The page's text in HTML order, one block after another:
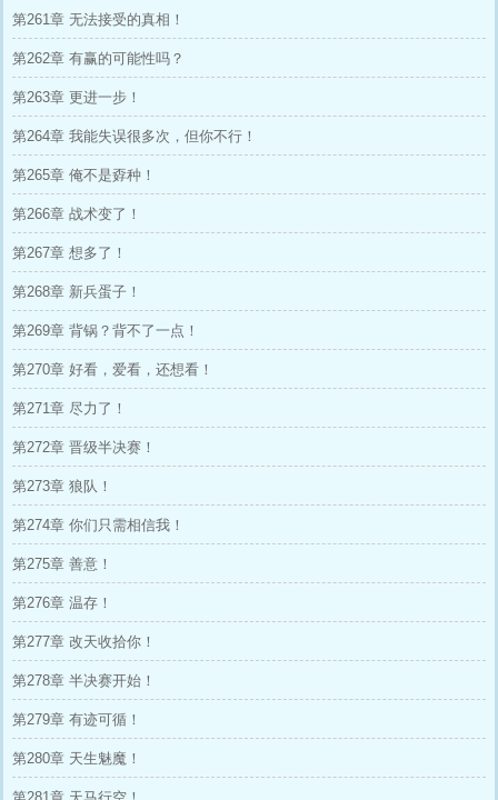
第261章 无法接受的真相！
第262章 有赢的可能性吗？
第263章 更进一步！
第264章 我能失误很多次，但你不行！
第265章 俺不是孬种！
第266章 战术变了！
第267章 想多了！
第268章 新兵蛋子！
第269章 背锅？背不了一点！
第270章 好看，爱看，还想看！
第271章 尽力了！
第272章 晋级半决赛！
第273章 狼队！
第274章 你们只需相信我！
第275章 善意！
第276章 温存！
第277章 改天收拾你！
第278章 半决赛开始！
第279章 有迹可循！
第280章 天生魅魔！